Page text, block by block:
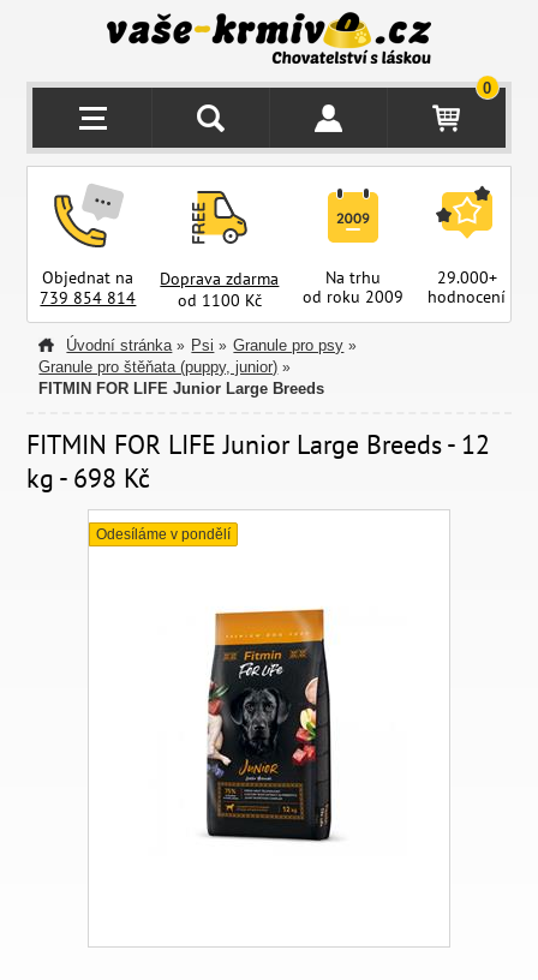
0
Objednat na
739 854 814
Doprava zdarma
od 1100 Kč
Na trhu
od roku 2009
29.000+
hodnocení
Úvodní stránka » Psi » Granule pro psy »
Granule pro štěňata (puppy, junior) »
FITMIN FOR LIFE Junior Large Breeds
FITMIN FOR LIFE Junior Large Breeds - 12
kg - 698 Kč
Odesíláme v pondělí